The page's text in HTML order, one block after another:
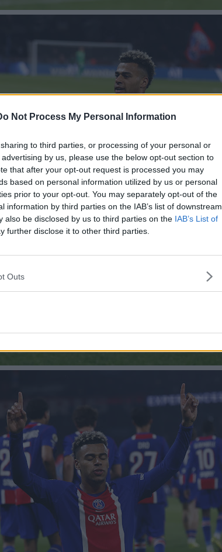
Not Process My Personal Information
to third parties, or processing of your personal or
by us, please use the below opt-out section to
that after your opt-out request is processed you may
based on personal information utilized by us or personal
prior to your opt-out. You may separately opt-out of the
information by third parties on the IAB’s list of downstream
also be disclosed by us to third parties on the IAB’s List of
further disclose it to other third parties.
Outs